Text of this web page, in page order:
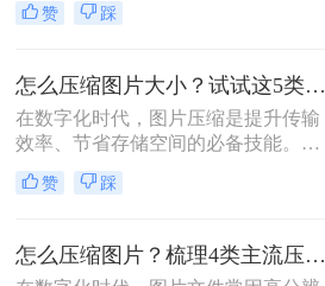
业用户，都经常需要将照片压缩到特
压缩照片500kb以内呢？本文将介绍
四种将照片压缩到500KB以内的方
法。
赞 踩
怎么压缩图片大小？试试这5类主流压缩方法！
在数字化时代，图片压缩是提升传输
效率、节省存储空间的必备技能。那
么怎么压缩图片大小呢？本文系统梳
理了 5 类主流压缩方法，助你高效平
赞 踩
怎么压缩图片？梳理4类主流压缩方法！